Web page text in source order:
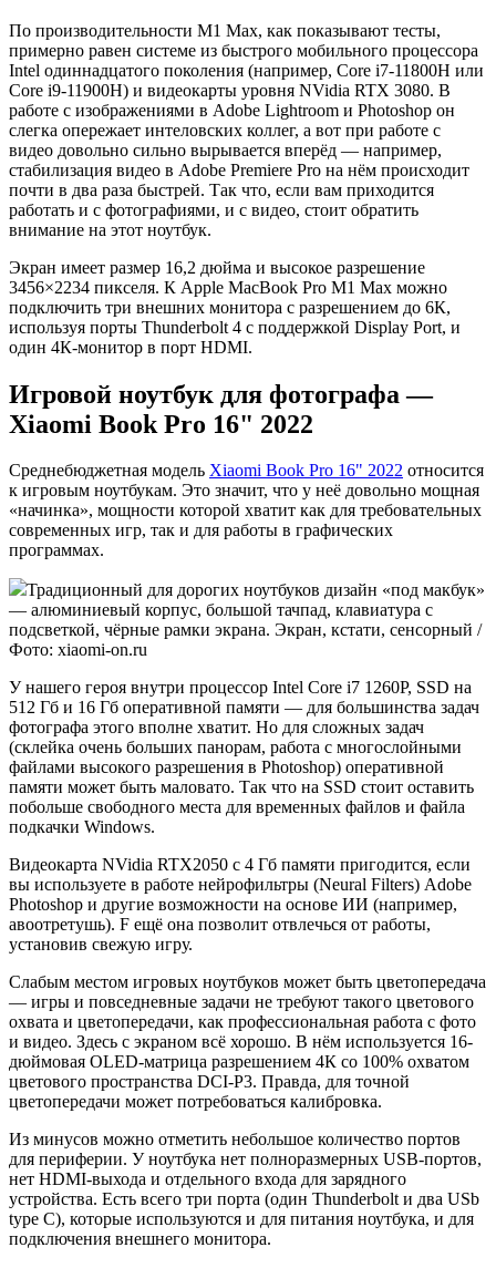
По производительности M1 Max, как показывают тесты,
примерно равен системе из быстрого мобильного процессора
Intel одиннадцатого поколения (например, Core i7-11800H или
Core i9-11900H) и видеокарты уровня NVidia RTX 3080. В
работе с изображениями в Adobe Lightroom и Photoshop он
слегка опережает интеловских коллег, а вот при работе с
видео довольно сильно вырывается вперёд — например,
стабилизация видео в Adobe Premiere Pro на нём происходит
почти в два раза быстрей. Так что, если вам приходится
работать и с фотографиями, и с видео, стоит обратить
внимание на этот ноутбук.
Экран имеет размер 16,2 дюйма и высокое разрешение
3456×2234 пикселя. К Apple MacBook Pro M1 Max можно
подключить три внешних монитора с разрешением до 6К,
используя порты Thunderbolt 4 с поддержкой Display Port, и
один 4К-монитор в порт HDMI.
Игровой ноутбук для фотографа —
Xiaomi Book Pro 16" 2022
Среднебюджетная модель Xiaomi Book Pro 16" 2022 относится
к игровым ноутбукам. Это значит, что у неё довольно мощная
«начинка», мощности которой хватит как для требовательных
современных игр, так и для работы в графических
программах.
Традиционный для дорогих ноутбуков дизайн «под макбук»
— алюминиевый корпус, большой тачпад, клавиатура с
подсветкой, чёрные рамки экрана. Экран, кстати, сенсорный /
Фото: xiaomi-on.ru
У нашего героя внутри процессор Intel Core i7 1260P, SSD на
512 Гб и 16 Гб оперативной памяти — для большинства задач
фотографа этого вполне хватит. Но для сложных задач
(склейка очень больших панорам, работа с многослойными
файлами высокого разрешения в Photoshop) оперативной
памяти может быть маловато. Так что на SSD стоит оставить
побольше свободного места для временных файлов и файла
подкачки Windows.
Видеокарта NVidia RTX2050 с 4 Гб памяти пригодится, если
вы используете в работе нейрофильтры (Neural Filters) Adobe
Photoshop и другие возможности на основе ИИ (например,
авоотретушь). F ещё она позволит отвлечься от работы,
установив свежую игру.
Слабым местом игровых ноутбуков может быть цветопередача
— игры и повседневные задачи не требуют такого цветового
охвата и цветопередачи, как профессиональная работа с фото
и видео. Здесь с экраном всё хорошо. В нём используется 16-
дюймовая OLED-матрица разрешением 4К со 100% охватом
цветового пространства DCI-P3. Правда, для точной
цветопередачи может потребоваться калибровка.
Из минусов можно отметить небольшое количество портов
для периферии. У ноутбука нет полноразмерных USB-портов,
нет HDMI-выхода и отдельного входа для зарядного
устройства. Есть всего три порта (один Thunderbolt и два USb
type C), которые используются и для питания ноутбука, и для
подключения внешнего монитора.